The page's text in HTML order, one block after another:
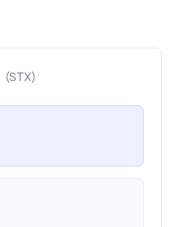
(STX)